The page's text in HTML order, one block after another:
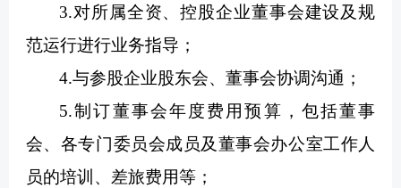
3.对所属全资、控股企业董事会建设及规
范运行进行业务指导；
4.与参股企业股东会、董事会协调沟通；
5.制订董事会年度费用预算，包括董事
会、各专门委员会成员及董事会办公室工作人
员的培训、差旅费用等；